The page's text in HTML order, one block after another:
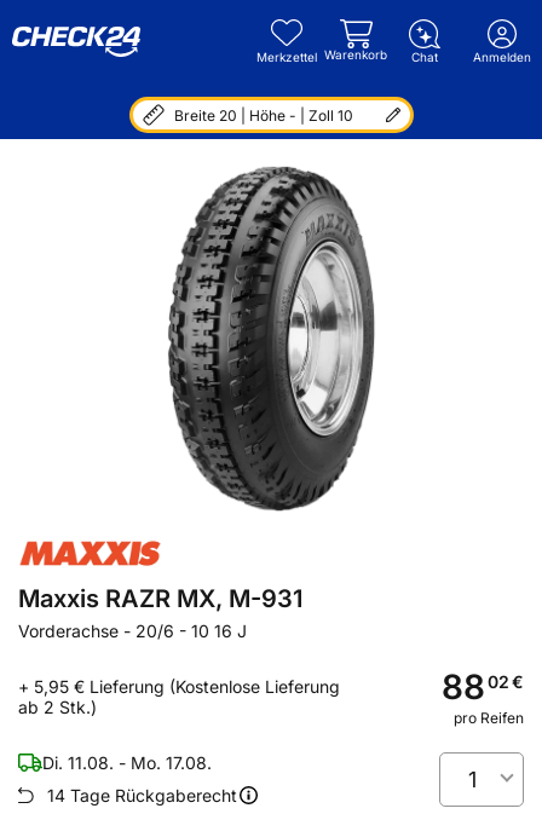
Merkzettel Warenkorb Chat Anmelden
Breite 20 | Höhe - | Zoll 10
Maxxis RAZR MX, M-931
Vorderachse - 20/6 - 10 16 J
+ 5,95 € Lieferung (Kostenlose Lieferung
ab 2 Stk.)
8802€
pro Reifen
Di. 11.08. - Mo. 17.08.
14 Tage Rückgaberecht
1